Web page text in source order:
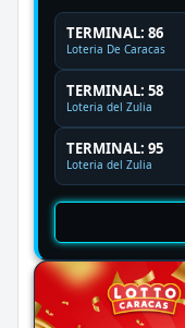
TERMINAL: 86
Loteria De Caracas
TERMINAL: 58
Loteria del Zulia
TERMINAL: 95
Loteria del Zulia